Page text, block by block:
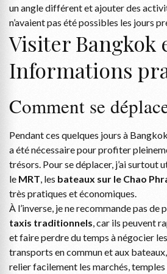
un angle différent et ajouter des
n’avaient pas été possibles les jours
Visiter Bangkok
Informations
Comment se
Pendant ces quelques jours à
a été nécessaire pour profiter
trésors. Pour se déplacer, j’ai surtout
le MRT , les bateaux sur le Chao
très pratiques et économiques.
À l’inverse, je ne recommande pas de
taxis traditionnels , car ils peuvent
et faire perdre du temps à négocier
transports en commun et aux
relier facilement les marchés,